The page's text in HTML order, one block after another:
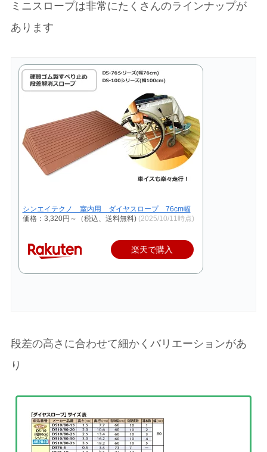
ミニスロープは非常にたくさんのラインナップが
あります
シンエイテクノ 室内用 ダイヤスロープ 76cm幅
価格：3,320円～（税込、送料無料) (2025/10/11時点)
楽天で購入
段差の高さに合わせて細かくバリエーションがあ
り